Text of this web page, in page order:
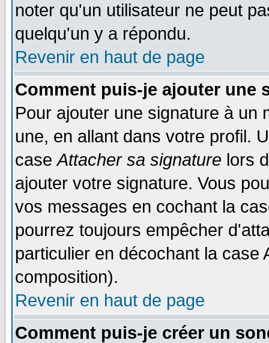
noter qu'un utilisateur ne peut
quelqu'un y a répondu.
Revenir en haut de page
Comment puis-je ajouter une
Pour ajouter une signature à un
une, en allant dans votre profil.
caseAttacher sa signature lors
ajouter votre signature. Vous
vos messages en cochant la
pourrez toujours empêcher
particulier en décochant la
composition).
Revenir en haut de page
Comment puis-je créer un